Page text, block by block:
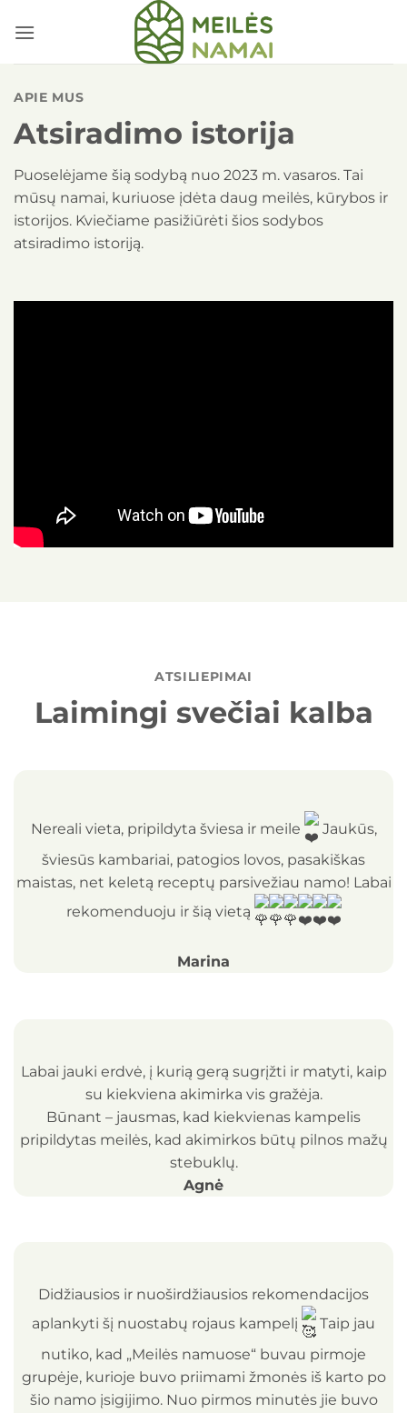
APIE MUS
Atsiradimo istorija
Puoselėjame šią sodybą nuo 2023 m. vasaros. Tai
mūsų namai, kuriuose įdėta daug meilės, kūrybos ir
istorijos. Kviečiame pasižiūrėti šios sodybos
atsiradimo istoriją.
ATSILIEPIMAI
Laimingi svečiai kalba
Nereali vieta, pripildyta šviesa ir meile
Jaukūs,
šviesūs kambariai, patogios lovos, pasakiškas
maistas, net keletą receptų parsivežiau namo! Labai
rekomenduoju ir šią vietą
Marina
Labai jauki erdvė, į kurią gerą sugrįžti ir matyti, kaip
su kiekviena akimirka vis gražėja.
Būnant – jausmas, kad kiekvienas kampelis
pripildytas meilės, kad akimirkos būtų pilnos mažų
stebuklų.
Agnė
Didžiausios ir nuoširdžiausios rekomendacijos
aplankyti šį nuostabų rojaus kampelį
Taip jau
nutiko, kad „Meilės namuose“ buvau pirmoje
grupėje, kurioje buvo priimami žmonės iš karto po
šio namo įsigijimo. Nuo pirmos minutės jie buvo